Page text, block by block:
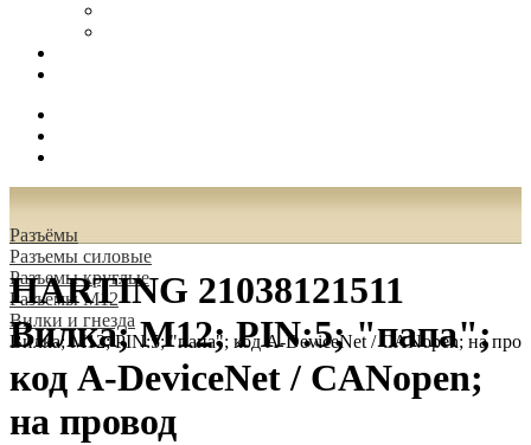
Разъёмы
Разъeмы силовые
Разъeмы круглые
Разъeмы M12
Вилки и гнезда
Вилка; M12; PIN:5; "папа"; код A-DeviceNet / CANopen; на
HARTING 21038121511
Вилка; M12; PIN:5; "папа";
код A-DeviceNet / CANopen;
на провод